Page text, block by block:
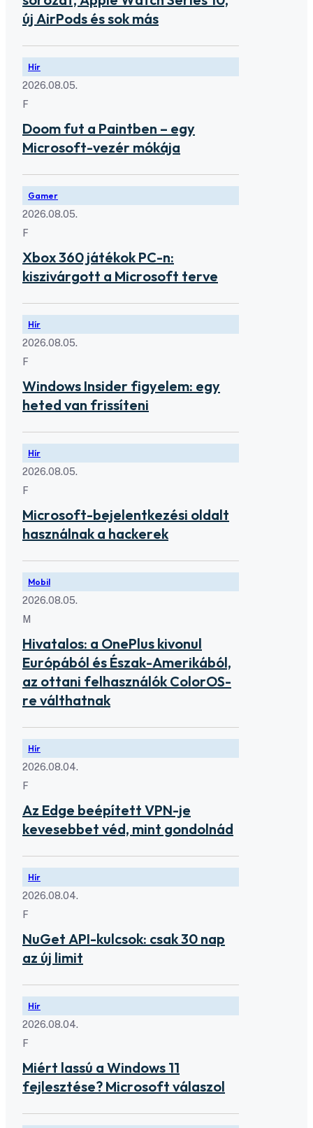
új AirPods és sok más
Hír
2026.08.05.
F
Doom fut a Paintben – egy
Microsoft-vezér mókája
Gamer
2026.08.05.
F
Xbox 360 játékok PC-n:
kiszivárgott a Microsoft terve
Hír
2026.08.05.
F
Windows Insider figyelem: egy
heted van frissíteni
Hír
2026.08.05.
F
Microsoft-bejelentkezési oldalt
használnak a hackerek
Mobil
2026.08.05.
M
Hivatalos: a OnePlus kivonul
Európából és Észak-Amerikából,
az ottani felhasználók ColorOS-
re válthatnak
Hír
2026.08.04.
F
Az Edge beépített VPN-je
kevesebbet véd, mint gondolnád
Hír
2026.08.04.
F
NuGet API-kulcsok: csak 30 nap
az új limit
Hír
2026.08.04.
F
Miért lassú a Windows 11
fejlesztése? Microsoft válaszol